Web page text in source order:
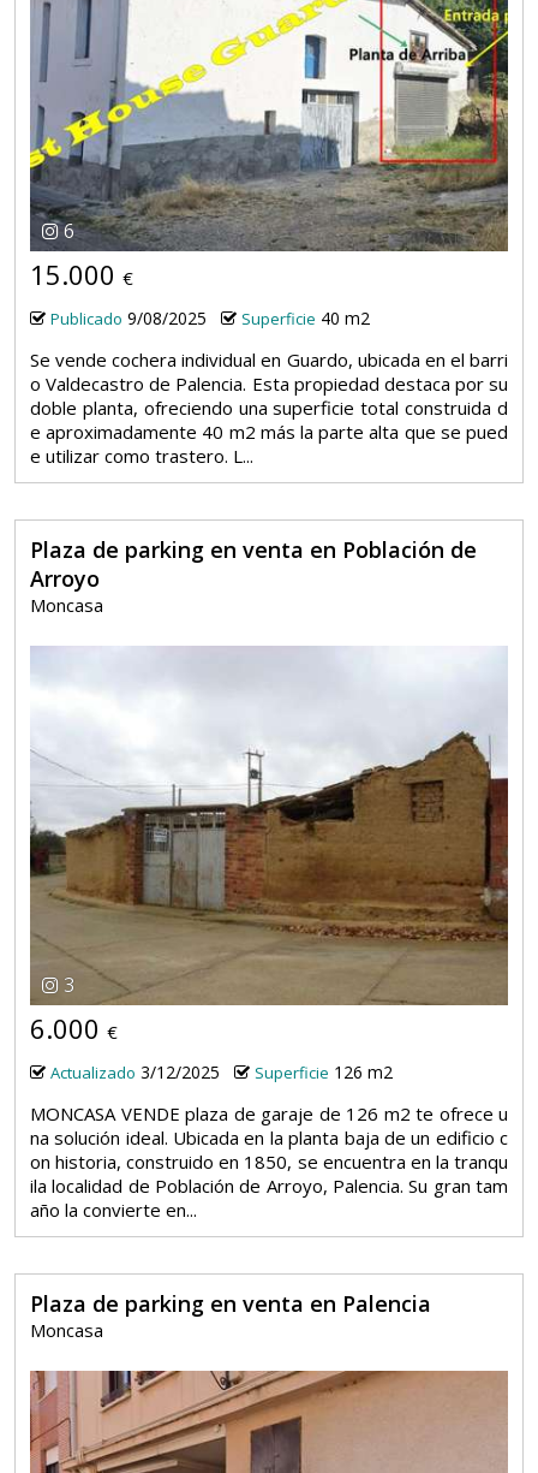
6
15.000 €
Publicado 9/08/2025 Superficie 40 m2
Se vende cochera individual en Guardo, ubicada en el barri
o Valdecastro de Palencia. Esta propiedad destaca por su
doble planta, ofreciendo una superficie total construida d
e aproximadamente 40 m2 más la parte alta que se pued
e utilizar como trastero. L...
Plaza de parking en venta en Población de
Arroyo
Moncasa
3
6.000 €
Actualizado 3/12/2025 Superficie 126 m2
MONCASA VENDE plaza de garaje de 126 m2 te ofrece u
na solución ideal. Ubicada en la planta baja de un edificio c
on historia, construido en 1850, se encuentra en la tranqu
ila localidad de Población de Arroyo, Palencia. Su gran tam
año la convierte en...
Plaza de parking en venta en Palencia
Moncasa